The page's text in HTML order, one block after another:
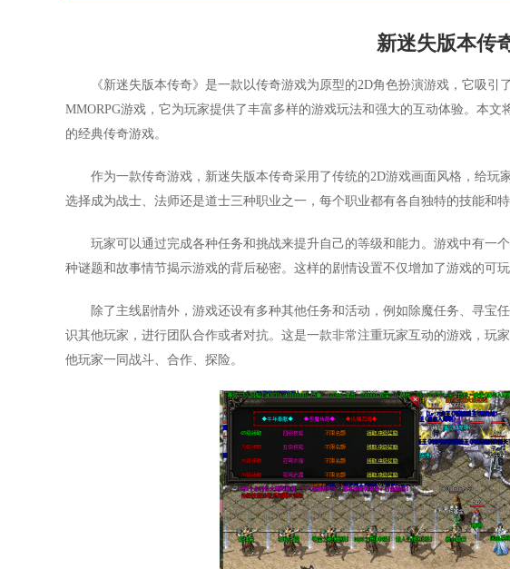
新迷失版本传
《新迷失版本传奇》是一款以传奇游戏为原型的2D角色扮演游戏，它吸
MMORPG游戏，它为玩家提供了丰富多样的游戏玩法和强大的互动体验。本
的经典传奇游戏。
作为一款传奇游戏，新迷失版本传奇采用了传统的2D游戏画面风格，给玩
选择成为战士、法师还是道士三种职业之一，每个职业都有各自独特的技能和
玩家可以通过完成各种任务和挑战来提升自己的等级和能力。游戏中有一
种谜题和故事情节揭示游戏的背后秘密。这样的剧情设置不仅增加了游戏的可
除了主线剧情外，游戏还设有多种其他任务和活动，例如除魔任务、寻宝
识其他玩家，进行团队合作或者对抗。这是一款非常注重玩家互动的游戏，玩
他玩家一同战斗、合作、探险。